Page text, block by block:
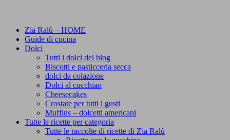
Zia Ralù – HOME
Guide di cucina
Dolci
Tutti i dolci del blog
Biscotti e pasticceria secca
dolci da colazione
Dolci al cucchiao
Cheesecakes
Crostate per tutti i gusti
Muffins – dolcetti americani
Tutte le ricette per categoria
Tutte le raccolte di ricette di Zia Ralù